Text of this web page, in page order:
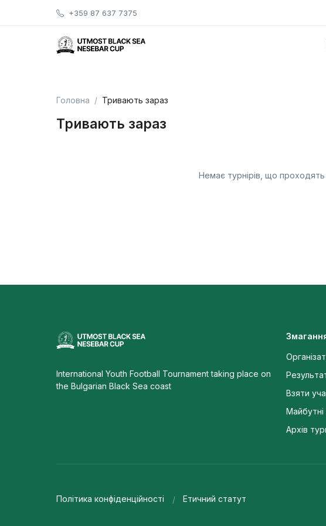
+359 87 637 7375
Головна Тривають зараз
Тривають зараз
Немає турнірів, що
International Youth Football Tournament taking place on
the Bulgarian Black Sea coast
Взяти
Майбутні
Архів
Політика конфіденційності Етичний статут